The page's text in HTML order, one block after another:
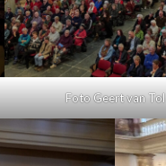
Foto Geert van Tol